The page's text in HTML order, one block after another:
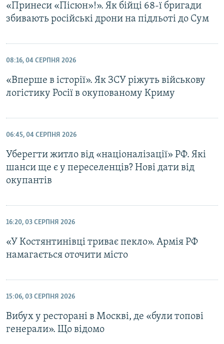
«Принеси «Пісюн»!». Як бійці 68-ї бригади
збивають російські дрони на підльоті до Сум
08:16, 04 СЕРПНЯ 2026
«Вперше в історії». Як ЗСУ ріжуть військову
логістику Росії в окупованому Криму
06:45, 04 СЕРПНЯ 2026
Уберегти житло від «націоналізації» РФ. Які
шанси ще є у переселенців? Нові дати від
окупантів
16:20, 03 СЕРПНЯ 2026
«У Костянтинівці триває пекло». Армія РФ
намагається оточити місто
15:06, 03 СЕРПНЯ 2026
Вибух у ресторані в Москві, де «були топові
генерали». Що відомо